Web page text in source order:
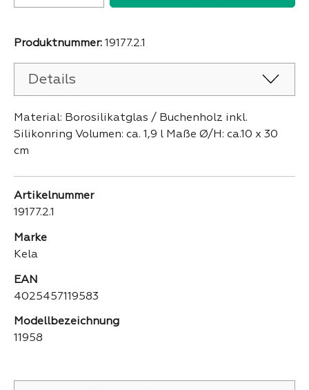
Produktnummer: 19177.2.1
Details
Material: Borosilikatglas / Buchenholz inkl.
Silikonring Volumen: ca. 1,9 l Maße Ø/H: ca.10 x 30
cm
Artikelnummer
19177.2.1
Marke
Kela
EAN
4025457119583
Modellbezeichnung
11958